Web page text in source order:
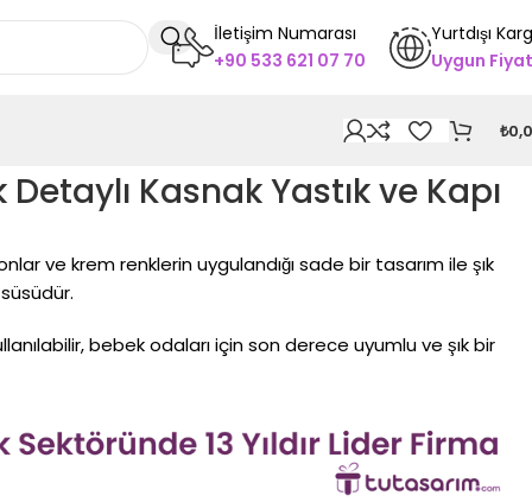
İletişim Numarası
+90 533 621 07 70
Yurtdışı
Uygun Fiyat
₺
Detaylı Kasnak Yastık ve Kapı
ve krem renklerin uygulandığı sade bir tasarım ile şık
bebek odaları için son derece uyumlu ve şık bir